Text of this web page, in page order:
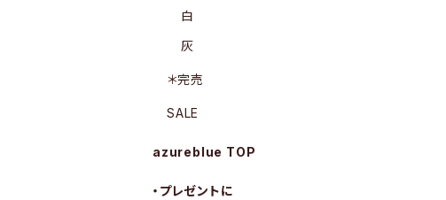
白
灰
＊完売
SALE
azureblue TOP
・プレゼントに